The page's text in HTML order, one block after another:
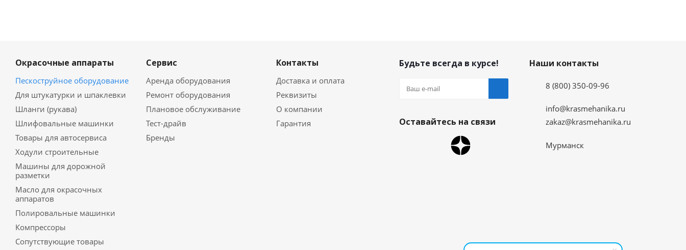
Окрасочные аппараты
Пескоструйное оборудование
Для штукатурки и шпаклевки
Шланги (рукава)
Шлифовальные машинки
Товары для автосервиса
Ходули строительные
Машины для дорожной
разметки
Масло для окрасочных
аппаратов
Полировальные машинки
Компрессоры
Сопутствующие товары
Сервис
Аренда оборудования
Ремонт оборудования
Плановое обслуживание
Тест-драйв
Бренды
Контакты
Доставка и оплата
Реквизиты
О компании
Гарантия
Будьте всегда в курсе!
Оставайтесь на связи
Наши контакты
8 (800) 350-09-96
info@krasmehanika.ru
zakaz@krasmehanika.ru
Мурманск